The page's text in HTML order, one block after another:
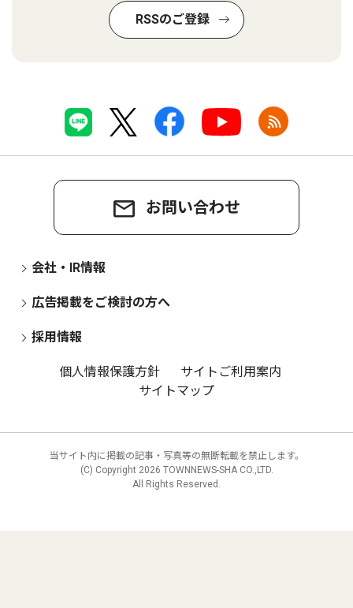
RSSのご登録
お問い合わせ
会社・IR情報
広告掲載をご検討の方へ
採用情報
個人情報保護方針
サイトご利用案内
サイトマップ
当サイト内に掲載の記事・写真等の無断転載を禁止します。
(C) Copyright 2026 TOWNNEWS-SHA CO.,LTD.
All Rights Reserved.